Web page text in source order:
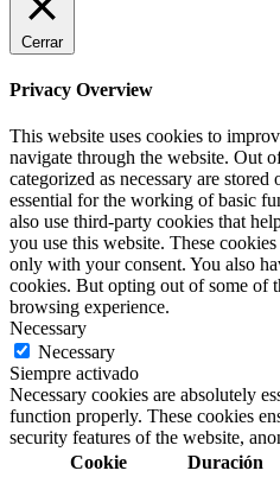
Cerrar
Privacy Overview
This website uses cookies to
navigate through the website. Out
categorized as necessary are
essential for the working of basic
also use third-party cookies that
you use this website. These
only with your consent. You also
cookies. But opting out of some of
browsing experience.
Necessary
Necessary
Siempre activado
Necessary cookies are absolutely
function properly. These cookies
security features of the website,
Cookie
Duración